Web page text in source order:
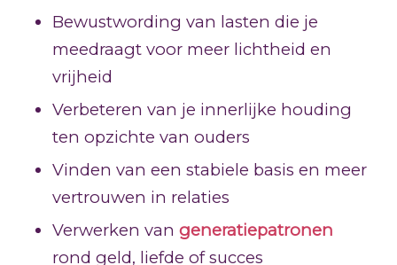
Bewustwording van lasten die je
meedraagt voor meer lichtheid en
vrijheid
Verbeteren van je innerlijke houding
ten opzichte van ouders
Vinden van een stabiele basis en meer
vertrouwen in relaties
Verwerken van generatiepatronen
rond geld, liefde of succes